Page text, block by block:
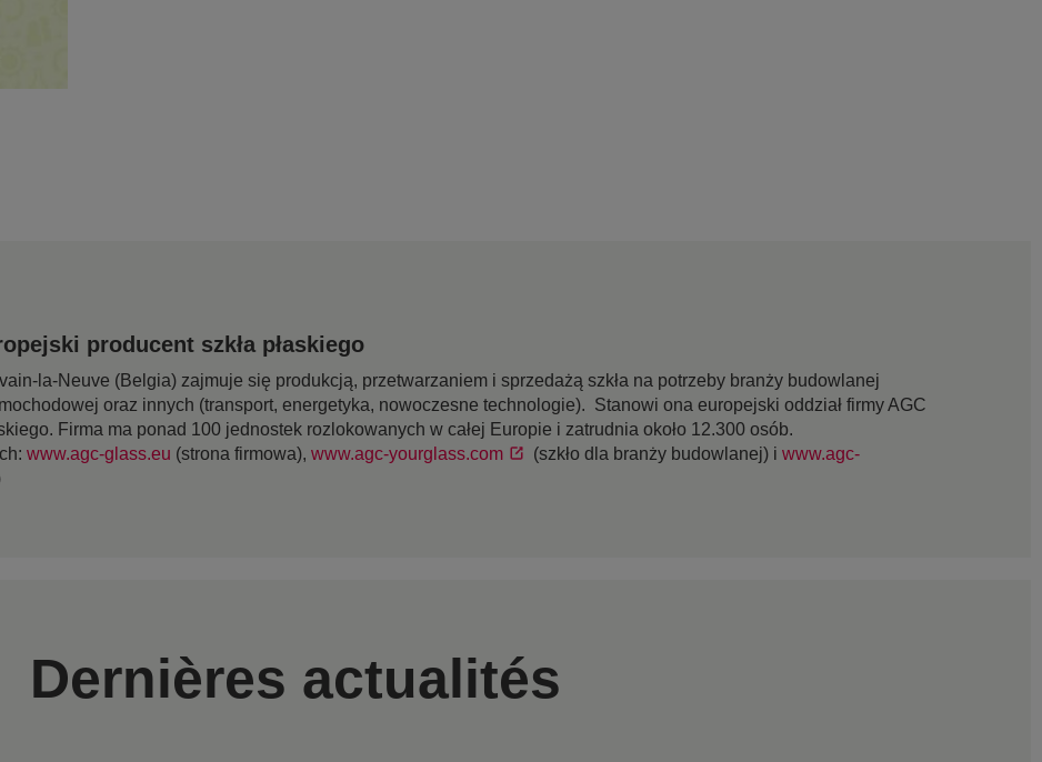
producent szkła płaskiego
la-Neuve (Belgia) zajmuje się produkcją, przetwarzaniem i sprzedażą szkła na potrzeby branży budowlanej
oraz innych (transport, energetyka, nowoczesne technologie). Stanowi ona europejski oddział firmy AGC
Firma ma ponad 100 jednostek rozlokowanych w całej Europie i zatrudnia około 12.300 osób.
www.agc-glass.eu (strona firmowa), www.agc-yourglass.com (szkło dla branży budowlanej) i www.agc-
Dernières actualités